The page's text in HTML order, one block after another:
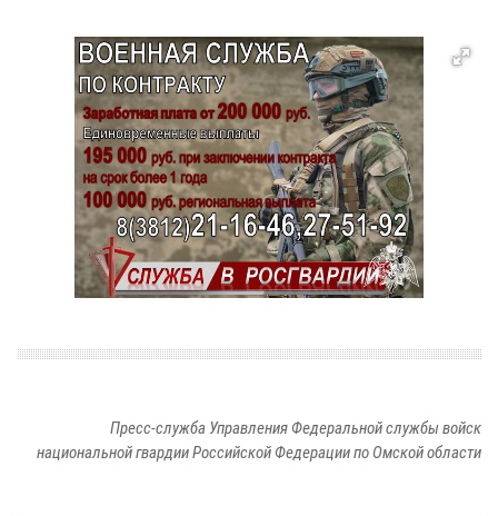
Пресс-служба Управления Федеральной службы войск
национальной гвардии Российской Федерации по Омской области